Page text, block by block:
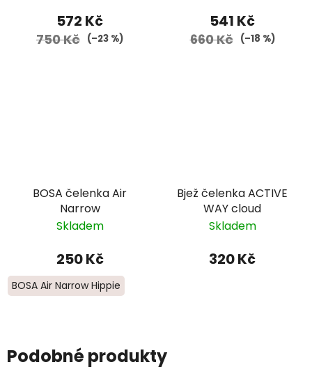
572 Kč
750 Kč (–23 %)
541 Kč
660 Kč (–18 %)
BOSA čelenka Air
Narrow
Skladem
250 Kč
BOSA Air Narrow Hippie
Bjež čelenka ACTIVE
WAY cloud
Skladem
320 Kč
Podobné produkty